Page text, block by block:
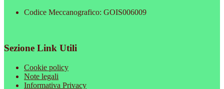
Codice Meccanografico: GOIS006009
Sezione Link Utili
Cookie policy
Note legali
Informativa Privacy